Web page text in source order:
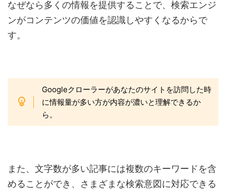
なぜなら多くの情報を提供することで、検索エンジ
ンがコンテンツの価値を認識しやすくなるからで
す。
Googleクローラーがあなたのサイトを訪問した時
に情報量が多い方が内容が濃いと理解できるか
ら。
また、文字数が多い記事には複数のキーワードを含
めることができ、さまざまな検索意図に対応できる